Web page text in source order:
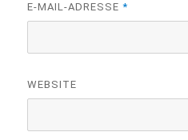
E-MAIL-ADRESSE*
WEBSITE